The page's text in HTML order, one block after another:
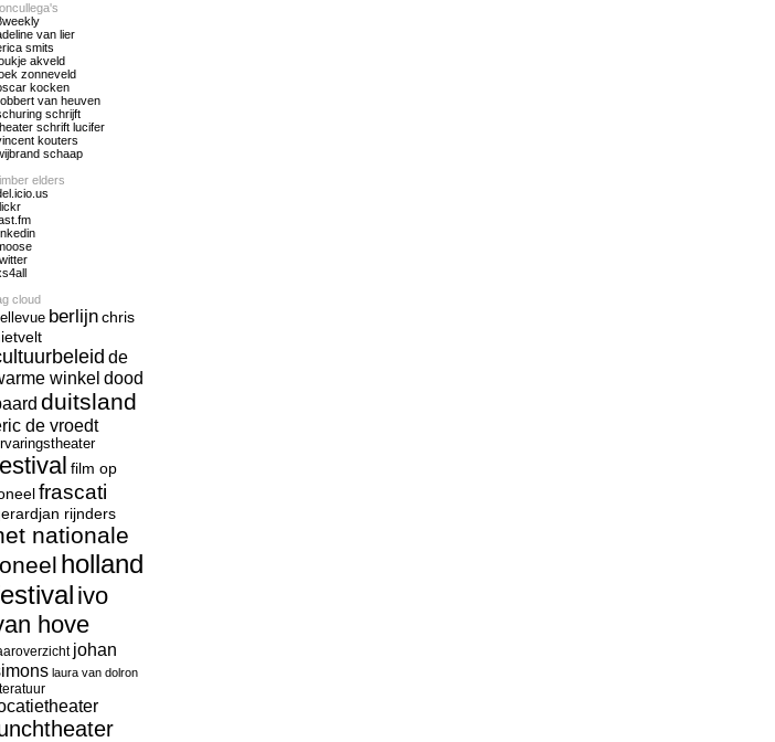
van lier
smits
akveld
zonneveld
kocken
van heuven
schrijft
schrift lucifer
kouters
schaap
elders
cloud
berlijnchris
de
winkel dood
duitsland
de vroedt
film op
frascati
rijnders
nationale
holland
ivo
hove
johan
laura van dolron